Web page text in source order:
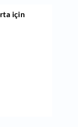
için